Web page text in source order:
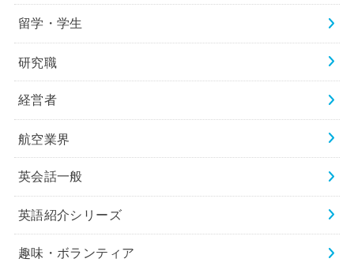
留学・学生
研究職
経営者
航空業界
英会話一般
英語紹介シリーズ
趣味・ボランティア